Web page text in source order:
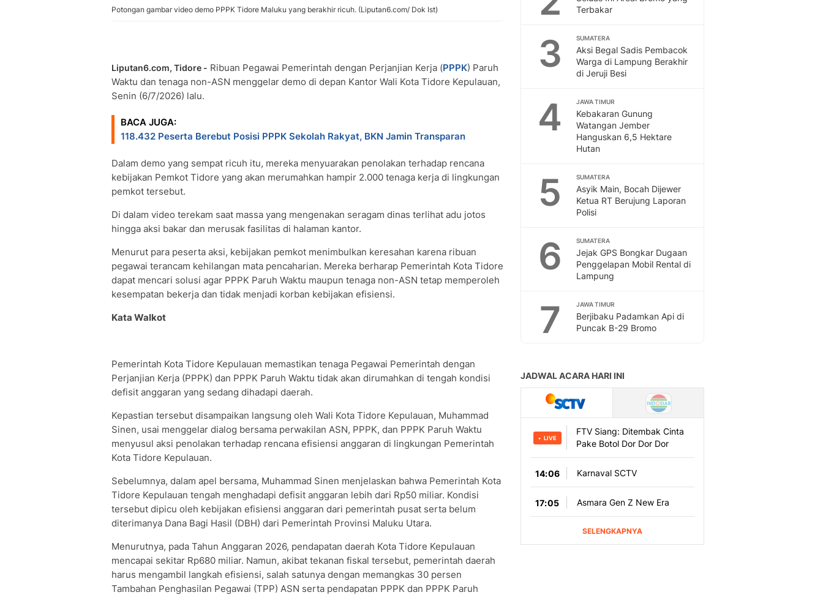
Potongan gambar video demo PPPK Tidore Maluku yang berakhir ricuh. (Liputan6.com/ Dok Ist)
Liputan6.com, Tidore - Ribuan Pegawai Pemerintah dengan Perjanjian Kerja (PPPK) Paruh
Waktu dan tenaga non-ASN menggelar demo di depan Kantor Wali Kota Tidore Kepulauan,
Senin (6/7/2026) lalu.
BACA JUGA:
118.432 Peserta Berebut Posisi PPPK Sekolah Rakyat, BKN Jamin Transparan
Dalam demo yang sempat ricuh itu, mereka menyuarakan penolakan terhadap rencana
kebijakan Pemkot Tidore yang akan merumahkan hampir 2.000 tenaga kerja di lingkungan
pemkot tersebut.
Di dalam video terekam saat massa yang mengenakan seragam dinas terlihat adu jotos
hingga aksi bakar dan merusak fasilitas di halaman kantor.
Menurut para peserta aksi, kebijakan pemkot menimbulkan keresahan karena ribuan
pegawai terancam kehilangan mata pencaharian. Mereka berharap Pemerintah Kota Tidore
dapat mencari solusi agar PPPK Paruh Waktu maupun tenaga non-ASN tetap memperoleh
kesempatan bekerja dan tidak menjadi korban kebijakan efisiensi.
Kata Walkot
Pemerintah Kota Tidore Kepulauan memastikan tenaga Pegawai Pemerintah dengan
Perjanjian Kerja (PPPK) dan PPPK Paruh Waktu tidak akan dirumahkan di tengah kondisi
defisit anggaran yang sedang dihadapi daerah.
Kepastian tersebut disampaikan langsung oleh Wali Kota Tidore Kepulauan, Muhammad
Sinen, usai menggelar dialog bersama perwakilan ASN, PPPK, dan PPPK Paruh Waktu
menyusul aksi penolakan terhadap rencana efisiensi anggaran di lingkungan Pemerintah
Kota Tidore Kepulauan.
Sebelumnya, dalam apel bersama, Muhammad Sinen menjelaskan bahwa Pemerintah Kota
Tidore Kepulauan tengah menghadapi defisit anggaran lebih dari Rp50 miliar. Kondisi
tersebut dipicu oleh kebijakan efisiensi anggaran dari pemerintah pusat serta belum
diterimanya Dana Bagi Hasil (DBH) dari Pemerintah Provinsi Maluku Utara.
Menurutnya, pada Tahun Anggaran 2026, pendapatan daerah Kota Tidore Kepulauan
mencapai sekitar Rp680 miliar. Namun, akibat tekanan fiskal tersebut, pemerintah daerah
harus mengambil langkah efisiensi, salah satunya dengan memangkas 30 persen
Tambahan Penghasilan Pegawai (TPP) ASN serta pendapatan PPPK dan PPPK Paruh
Terbakar
3 SUMATERA
Aksi Begal Sadis Pembacok
Warga di Lampung Berakhir
di Jeruji Besi
4 JAWA TIMUR
Kebakaran Gunung
Watangan Jember
Hanguskan 6,5 Hektare
Hutan
5 SUMATERA
Asyik Main, Bocah Dijewer
Ketua RT Berujung Laporan
Polisi
6 SUMATERA
Jejak GPS Bongkar Dugaan
Penggelapan Mobil Rental di
Lampung
7 JAWA TIMUR
Berjibaku Padamkan Api di
Puncak B-29 Bromo